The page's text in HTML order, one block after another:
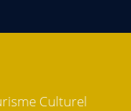
Culturel